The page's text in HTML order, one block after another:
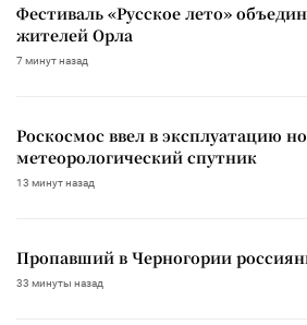
Фестиваль «Русское лето»
жителей Орла
7 минут назад
Роскосмос ввел в эксплуатацию
метеорологический спутник
13 минут назад
Пропавший в Черногории
33 минуты назад